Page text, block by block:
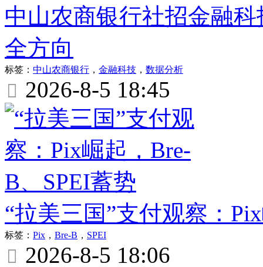
中山农商银行社招金融
全方向
标签： 中山农商银行 ， 金融科技 ， 数据分析
 2026-8-5 18:45
“拉美三国”支付观察：
标签： Pix ， Bre-B ， SPEI
 2026-8-5 18:06